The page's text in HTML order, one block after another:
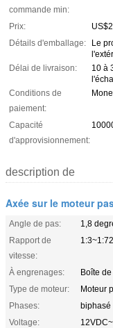
commande min:
Prix:
Détails d'emballage:
Le
Délai de livraison:
10 à
Conditions de
paiement:
Capacité
d'approvisionnement:
description de
Axée sur le moteur
Angle de pas:
1,8
Rapport de
vitesse:
À engrenages:
Boîte
Type de moteur:
Moteur
Phases:
biphasé
Voltage: